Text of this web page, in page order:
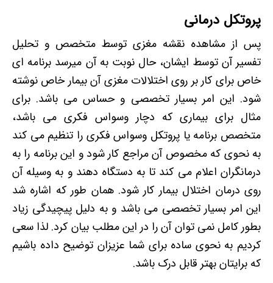
پروتکل درمانی
پس از مشاهده نقشه مغزی توسط متخصص و تحلیل
تفسیر آن توسط ایشان، حال نوبت به آن میرسد برنامه ای
خاص برای کار بر روی اختلالات مغزی آن بیمار خاص نوشته
شود. این امر بسیار تخصصی و حساس می باشد. برای
مثال برای بیماری که دچار وسواس فکری می باشد،
متخصص برنامه یا پروتکل وسواس فکری را تنظیم می کند
به نحوی که مخصوص آن مراجع کار شود و این برنامه را به
درمانگران اعلام می کند تا به دستگاه دهند و به وسیله آن
روی درمان اختلال بیمار کار شود. همان طور که اشاره شد
این امر بسیار تخصصی می باشد و به دلیل پیچیدگی زیاد
بطور کامل نمی توان آن را در این مطلب بیان کرد. لذا سعی
کردیم به نحوی ساده برای شما عزیزان توضیح داده باشیم
که برایتان بهتر قابل درک باشد.